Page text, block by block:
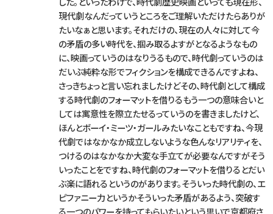
現代劇なんだっていうところをご理解いただけたらありが
たいなぁと思います。それだけの、現在の人々に対して今
の矛盾の多い時代を、掴み取るよすがとなるようなもの
に、映画っていうのはなりうるもので、時代劇っていうのは
だいぶ純粋な形でフィクションを構成できるんですよね、
さっきちょっと言い忘れましたけどその、時代劇として構成
する時代劇のフォーマットを借りるもう一つの意味合いと
しては寓意性を際立たせるっていうのを書きましたけど、
ほんとボーイ・ミーツ・ガールみたいなこともですね、今現
代劇ではなかなか成立しないような色んなリアリティを、
つけるのはなかなか大変な手立てが必要なんですがそう
いったことをですね、時代劇のフォーマットを借りるとだい
ぶ楽に語れるというのがあります。そういった時代劇の、エ
ピファニー力というかそういった矛盾があるよう、突破す
る一つのパワーを持ってもらいたいという思いで京都府さ